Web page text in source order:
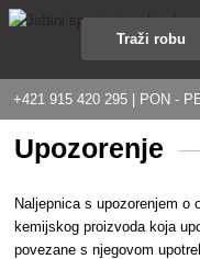
+421 915 420 295 | PON -
Upozorenje
Naljepnica s upozorenjem o
kemijskog proizvoda koja
povezane s njegovom